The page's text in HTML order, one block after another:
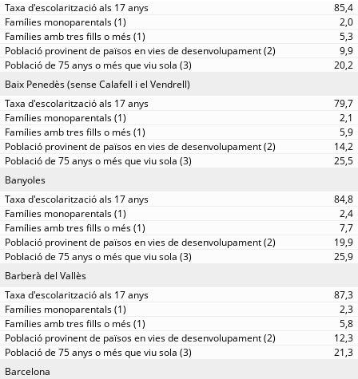
85,4
2,0
5,3
9,9
20,2
Baix Penedès (sense Calafell i el Vendrell)
79,7
2,1
5,9
14,2
25,5
Banyoles
84,8
2,4
7,7
19,9
25,9
Barberà del Vallès
87,3
2,3
5,8
12,3
21,3
Barcelona